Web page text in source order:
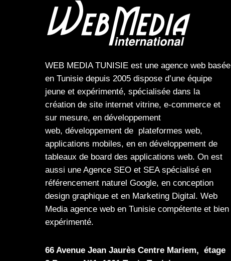
WEB MEDIA TUNISIE est une agence web basée
en Tunisie depuis 2005 dispose d’une équipe
jeune et expérimenté, spécialisée dans la
création de site internet vitrine, e-commerce et
sur mesure, en développement
web, développement de plateformes web,
applications mobiles, en en développement de
tableaux de board des applications web. On est
aussi une Agence SEO et SEAspécialisé en
référencement naturel Google, en conception
design graphique et en Marketing Digital. Web
Mediaagence web en Tunisie compétente et bien
expérimenté.
66 Avenue Jean Jaurès Centre Mariem, étage